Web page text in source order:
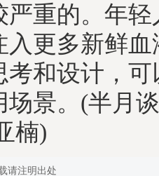
严重的。年
入更多新鲜
考和设计，
场景。(半月
楠)
请注明出处